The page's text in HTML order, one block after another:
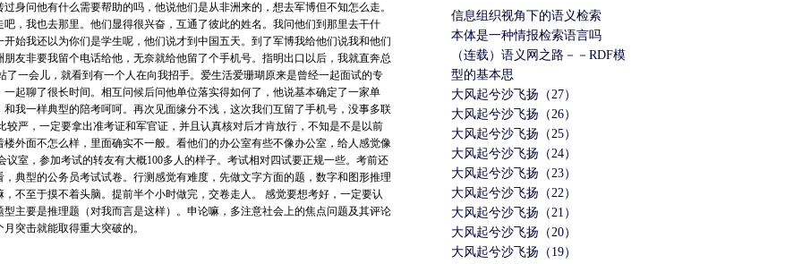
身问他有什么需要帮助的吗，他说他们是从非洲来的，想去军博但不知怎么走。
，我也去那里。他们显得很兴奋，互通了彼此的姓名。我问他们到那里去干什
始我还以为你们是学生呢，他们说才到中国五天。到了军博我给他们说我和他们
友非要我留个电话给他，无奈就给他留了个手机号。指明出口以后，我就直奔总
了一会儿，就看到有一个人在向我招手。爱生活爱珊瑚原来是曾经一起面试的专
起聊了很长时间。相互问候后问他单位落实得如何了，他说基本确定了一家单
我一样典型的陪考呵呵。再次见面缘分不浅，这次我们互留了手机号，没事多联
较严，一定要拿出准考证和军官证，并且认真核对后才肯放行，不知是不是以前
外面不怎么样，里面确实不一般。看他们的办公室有些不像办公室，给人感觉像
室，参加考试的转友有大概100多人的样子。考试相对四试要正规一些。考前还
典型的公务员考试试卷。行测感觉有难度，先做文字方面的题，数字和图形推理
不至于摸不着头脑。提前半个小时做完，交卷走人。 感觉要想考好，一定要认
主要是推理题（对我而言是这样）。申论嘛，多注意社会上的焦点问题及其评论
突击就能取得重大突破的。
信息组织视角下的语义检索
本体是一种情报检索语言吗
（连载）语义网之路－－RDF模
型的基本思
大风起兮沙飞扬（27）
大风起兮沙飞扬（26）
大风起兮沙飞扬（25）
大风起兮沙飞扬（24）
大风起兮沙飞扬（23）
大风起兮沙飞扬（22）
大风起兮沙飞扬（21）
大风起兮沙飞扬（20）
大风起兮沙飞扬（19）